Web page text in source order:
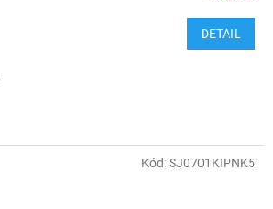
DETAIL
Kód:SJ0701KIPNK5